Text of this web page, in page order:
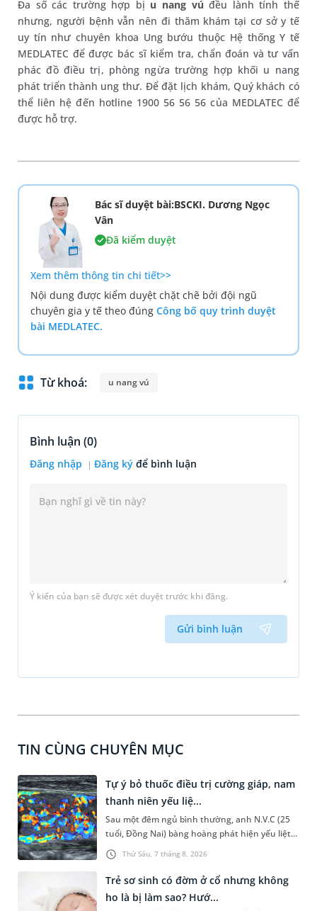
Đa số các trường hợp bị u nang vú đều lành tính thế
nhưng, người bệnh vẫn nên đi thăm khám tại cơ sở y tế
uy tín như chuyên khoa Ung bướu thuộc Hệ thống Y tế
MEDLATEC để được bác sĩ kiểm tra, chẩn đoán và tư vấn
phác đồ điều trị, phòng ngừa trường hợp khối u nang
phát triển thành ung thư. Để đặt lịch khám, Quý khách có
thể liên hệ đến hotline 1900 56 56 56 của MEDLATEC để
được hỗ trợ.
Bác sĩ duyệt bài:BSCKI. Dương Ngọc
Vân
Đã kiểm duyệt
Xem thêm thông tin chi tiết>>
Nội dung được kiểm duyệt chặt chẽ bởi đội ngũ
chuyên gia y tế theo đúng Công bố quy trình duyệt
bài MEDLATEC.
Từ khoá: u nang vú
Bình luận (0)
Đăng nhập Đăng ký để bình luận
Ý kiến của bạn sẽ được xét duyệt trước khi đăng.
Gửi bình luận
TIN CÙNG CHUYÊN MỤC
Thứ Sáu, 7 tháng 8, 2026
Tự ý bỏ thuốc điều trị cường giáp, nam
thanh niên yếu liệ...
Sau một đêm ngủ bình thường, anh N.V.C (25
tuổi, Đồng Nai) bàng hoàng phát hiện yếu liệt 2
chân, không thể vận động đi lại được. Kết quả
thăm khám tại Phòng khám Đa khoa
MEDLATEC Thanh Xuân cho thấy: bệnh nhân bị
hạ Kali máu mức độ nặng - một biến chứng
nguy hiểm do bệnh Basedow (cường giáp) mà
Trẻ sơ sinh có đờm ở cổ nhưng không
ho là bị làm sao? Hướ...